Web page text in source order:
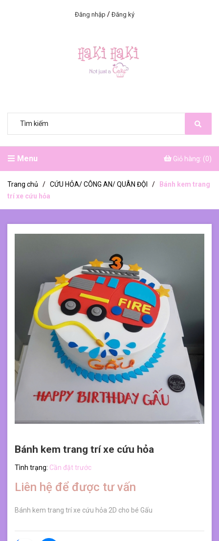
Đăng nhập / Đăng ký
Menu Giỏ hàng: (0)
Trang chủ / CỨU HỎA/ CÔNG AN/ QUÂN ĐỘI /
Bánh kem trang
trí xe cứu hỏa
Bánh kem trang trí xe cứu hỏa
Tình trạng: Cần đặt trước
Liên hệ để được tư vấn
Bánh kem trang trí xe cứu hỏa 2D cho bé Gấu